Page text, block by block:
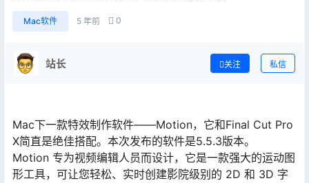
Mac软件 5 年前 0
站长 关注 私信
Mac下一款特效制作软件——Motion，它和Final Cut Pro
X简直是绝佳搭配。本次发布的软件是5.5.3版本。
Motion 专为视频编辑人员而设计，它是一款强大的运动图
形工具，可让您轻松、实时创建影院级别的 2D 和 3D 字